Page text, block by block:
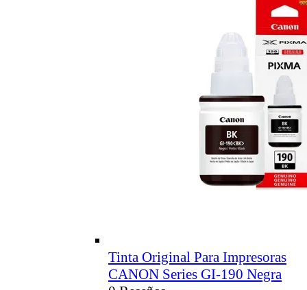
Tinta Original Para Impresoras
CANON Series GI-190 Negra